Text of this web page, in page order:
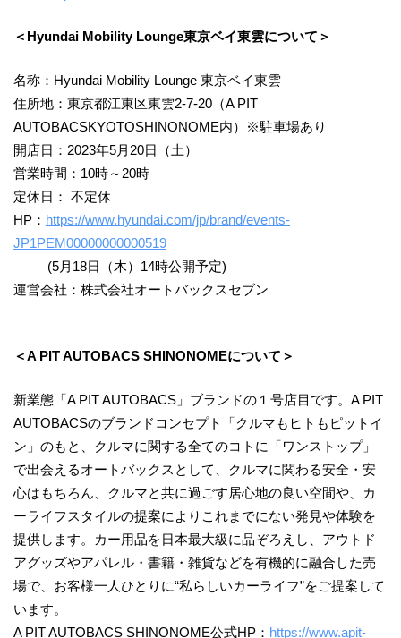
＜Hyundai Mobility Lounge東京ベイ東雲について＞
名称：Hyundai Mobility Lounge 東京ベイ東雲
住所地：東京都江東区東雲2-7-20（A PIT
AUTOBACSKYOTOSHINONOME内）※駐車場あり
開店日：2023年5月20日（土）
営業時間：10時～20時
定休日： 不定休
HP： https://www.hyundai.com/jp/brand/events-
JP1PEM00000000000519
(5月18日（木）14時公開予定)
運営会社：株式会社オートバックスセブン
＜A PIT AUTOBACS SHINONOMEについて＞
新業態「A PIT AUTOBACS」ブランドの１号店目です。A PIT
AUTOBACSのブランドコンセプト「クルマもヒトもピットイ
ン」のもと、クルマに関する全てのコトに「ワンストップ」
で出会えるオートバックスとして、クルマに関わる安全・安
心はもちろん、クルマと共に過ごす居心地の良い空間や、カ
ーライフスタイルの提案によりこれまでにない発見や体験を
提供します。カー用品を日本最大級に品ぞろえし、アウトド
アグッズやアパレル・書籍・雑貨などを有機的に融合した売
場で、お客様一人ひとりに“私らしいカーライフ”をご提案して
います。
A PIT AUTOBACS SHINONOME公式HP： https://www.apit-